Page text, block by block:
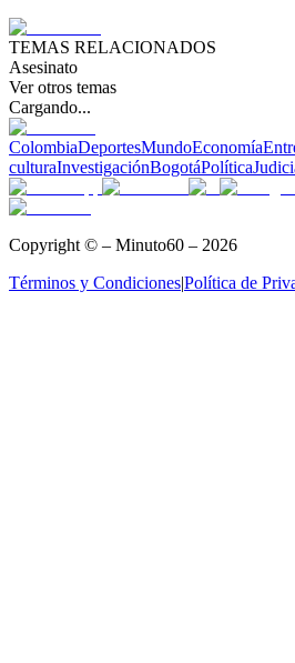
TEMAS RELACIONADOS
Asesinato
Ver otros temas
Cargando...
ColombiaDeportesMundoEconomía
culturaInvestigaciónBogotáPolítica
Copyright © – Minuto60 – 2026
Términos y Condiciones|Política de